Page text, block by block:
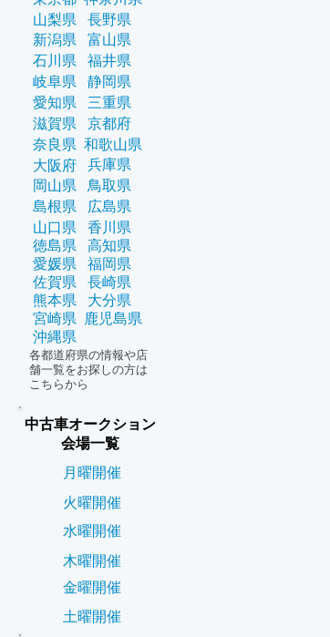
中古車オークション
会場一覧
月曜開催
火曜開催
水曜開催
木曜開催
金曜開催
土曜開催
山梨県
新潟県
石川県
岐阜県
愛知県
滋賀県
奈良県
岡山県
大阪府
島根県
山口県
徳島県
愛媛県
佐賀県
熊本県
宮崎県
沖縄県
富山県
長野県
福井県
静岡県
三重県
京都府
兵庫県
和歌山県
鳥取県
広島県
鹿児島県
大分県
長崎県
福岡県
高知県
香川県
各都道府県の情報や店
舗一覧をお探しの方は
こちらから